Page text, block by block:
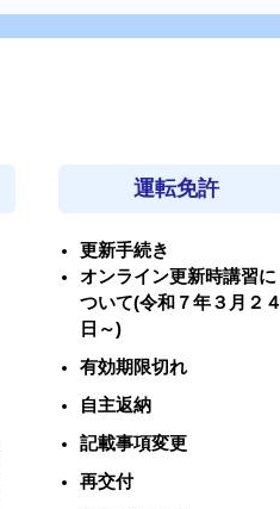
運転免許
更新手続き
オンライン更新時講習に
ついて(令和７年３月２４
日～)
有効期限切れ
自主返納
記載事項変更
再交付